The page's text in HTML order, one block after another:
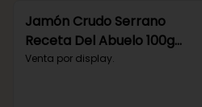
Jamón Crudo Serrano
Receta Del Abuelo 100g
(Sku 256)
Venta por display.